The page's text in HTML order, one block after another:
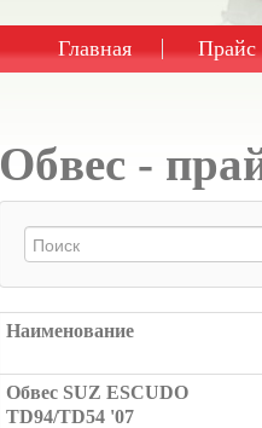
Главная Прайс
Обвес -
Наименование
Обвес SUZ ESCUDO
TD94/TD54 '07